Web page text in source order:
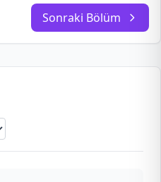
Sonraki Bölüm